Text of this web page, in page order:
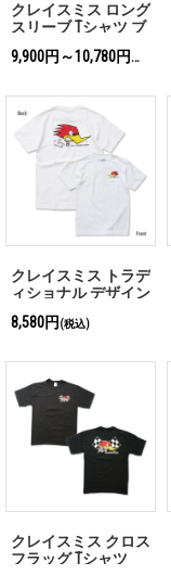
クレイスミス ロング
スリーブ Tシャツ ブ
9,900円～10,780円
(税込)
クレイスミス トラデ
ィショナル デザイン
Tシャツ ホワイト
8,580円 (税込)
クレイスミス クロス
フラッグ Tシャツ